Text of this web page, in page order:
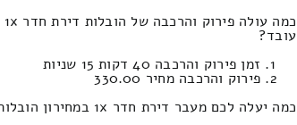
עובד?
זמן פירוק והרכבה 40 דקות 15 שניות
פירוק והרכבה מחיר 330.00
כמה יעלה לכם מעבר דירת חדר 1x במחירון הובלות מכפר הנשיא לפוריה נווה עובד ?